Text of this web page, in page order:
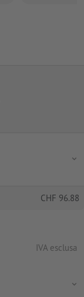
CHF 96.88
IVA esclusa